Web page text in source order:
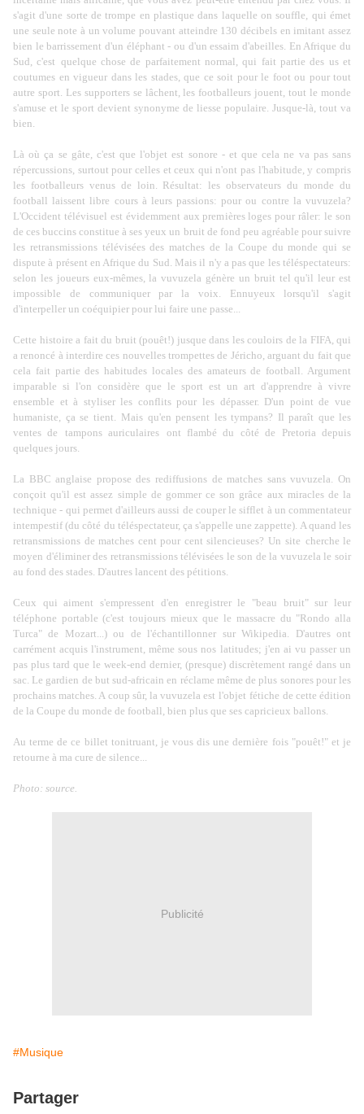
s'agit d'une sorte de trompe en plastique dans laquelle on souffle, qui émet
une seule note à un volume pouvant atteindre 130 décibels en imitant assez
bien le barrissement d'un éléphant - ou d'un essaim d'abeilles. En Afrique du
Sud, c'est quelque chose de parfaitement normal, qui fait partie des us et
coutumes en vigueur dans les stades, que ce soit pour le foot ou pour tout
autre sport. Les supporters se lâchent, les footballeurs jouent, tout le monde
s'amuse et le sport devient synonyme de liesse populaire. Jusque-là, tout va
bien.
Là où ça se gâte, c'est que l'objet est sonore - et que cela ne va pas sans
répercussions, surtout pour celles et ceux qui n'ont pas l'habitude, y compris
les footballeurs venus de loin. Résultat: les observateurs du monde du
football laissent libre cours à leurs passions: pour ou contre la vuvuzela?
L'Occident télévisuel est évidemment aux premières loges pour râler: le son
de ces buccins constitue à ses yeux un bruit de fond peu agréable pour suivre
les retransmissions télévisées des matches de la Coupe du monde qui se
dispute à présent en Afrique du Sud. Mais il n'y a pas que les téléspectateurs:
selon les joueurs eux-mêmes, la vuvuzela génère un bruit tel qu'il leur est
impossible de communiquer par la voix. Ennuyeux lorsqu'il s'agit
d'interpeller un coéquipier pour lui faire une passe...
Cette histoire a fait du bruit (pouêt!) jusque dans les couloirs de la FIFA, qui
a renoncé à interdire ces nouvelles trompettes de Jéricho, arguant du fait que
cela fait partie des habitudes locales des amateurs de football. Argument
imparable si l'on considère que le sport est un art d'apprendre à vivre
ensemble et à styliser les conflits pour les dépasser. D'un point de vue
humaniste, ça se tient. Mais qu'en pensent les tympans? Il paraît que les
ventes de
tampons auriculaires ont flambé du côté de Pretoria depuis
quelques jours.
La BBC anglaise propose des rediffusions de matches sans vuvuzela. On
conçoit qu'il est assez simple de gommer ce son grâce aux miracles de la
technique - qui permet d'ailleurs aussi de couper le sifflet à un commentateur
intempestif (du côté du téléspectateur, ça s'appelle une zappette). A quand les
retransmissions de matches cent pour cent silencieuses? Un site cherche le
moyen d'éliminer des retransmissions télévisées le son de la vuvuzela le soir
au fond des stades. D'autres lancent des pétitions.
Ceux qui aiment s'empressent d'en enregistrer le "beau bruit" sur leur
téléphone portable (c'est toujours mieux que le massacre du "Rondo alla
Turca" de Mozart...) ou de l'échantillonner sur Wikipedia. D'autres ont
carrément acquis l'instrument, même sous nos latitudes; j'en ai vu passer un
pas plus tard que le week-end dernier, (presque) discrètement rangé dans un
sac. Le gardien de but sud-africain en réclame même de plus sonores pour les
prochains matches. A coup sûr, la vuvuzela est l'objet fétiche de cette édition
de la Coupe du monde de football, bien plus que ses capricieux ballons.
Au terme de ce billet tonitruant, je vous dis une dernière fois "pouêt!" et je
retourne à ma cure de silence...
Photo: source.
Publicité
#Musique
Partager